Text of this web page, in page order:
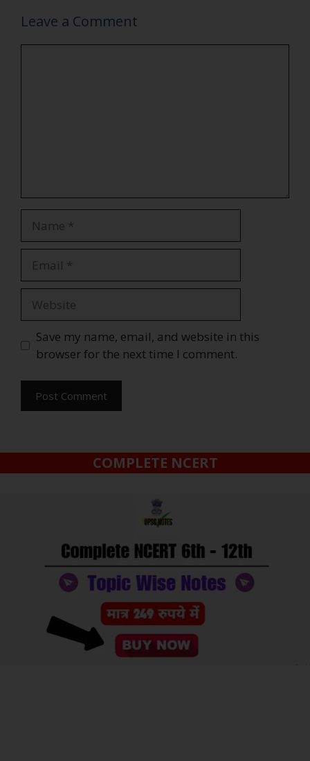
Leave a Comment
Save my name, email, and website in this
browser for the next time I comment.
COMPLETE NCERT